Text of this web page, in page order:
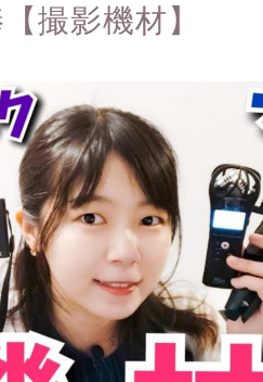
撮影機材】